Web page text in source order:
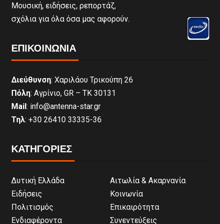
Μουσική, ειδήσεις, ρεπορτάζ,
σχόλια για όλα όσα μας αφορούν.
ΕΠΙΚΟΙΝΩΝΊΑ
Διεύθυνση: Χαριλάου Τρικούπη 26
Πόλη: Αγρίνιο, GR – ΤΚ 30131
Mail: info@antenna-star.gr
Τηλ: +30 26410 33335-36
ΚΑΤΗΓΟΡΙΕΣ
Δυτική Ελλάδα
Αιτωλία & Ακαρνανία
Ειδήσεις
Κοινωνία
Πολιτισμός
Επικαιρότητα
Ενδιαφέροντα
Συνεντεύξεις